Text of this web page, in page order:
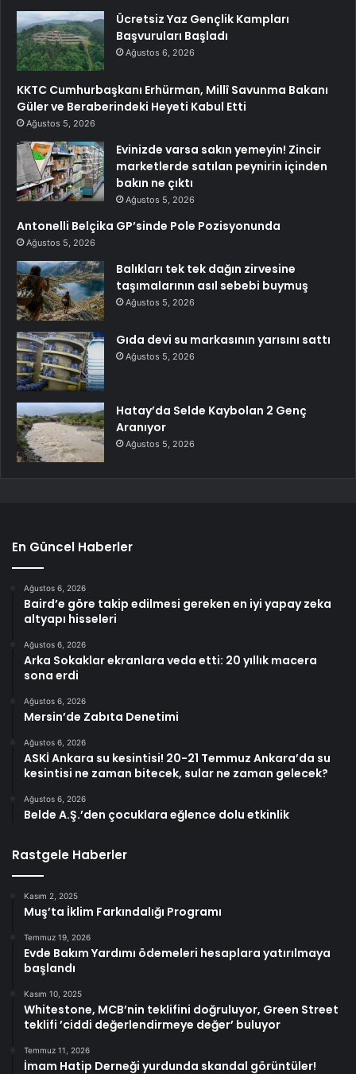
Ücretsiz Yaz Gençlik Kampları
Başvuruları Başladı
Ağustos 6, 2026
KKTC Cumhurbaşkanı Erhürman, Millî Savunma Bakanı
Güler ve Beraberindeki Heyeti Kabul Etti
Ağustos 5, 2026
Evinizde varsa sakın yemeyin! Zincir
marketlerde satılan peynirin içinden
bakın ne çıktı
Ağustos 5, 2026
Antonelli Belçika GP’sinde Pole Pozisyonunda
Ağustos 5, 2026
Balıkları tek tek dağın zirvesine
taşımalarının asıl sebebi buymuş
Ağustos 5, 2026
Gıda devi su markasının yarısını sattı
Ağustos 5, 2026
Hatay’da Selde Kaybolan 2 Genç
Aranıyor
Ağustos 5, 2026
En Güncel Haberler
Ağustos 6, 2026
Baird’e göre takip edilmesi gereken en iyi yapay zeka
altyapı hisseleri
Ağustos 6, 2026
Arka Sokaklar ekranlara veda etti: 20 yıllık macera
sona erdi
Ağustos 6, 2026
Mersin’de Zabıta Denetimi
Ağustos 6, 2026
ASKİ Ankara su kesintisi! 20-21 Temmuz Ankara’da su
kesintisi ne zaman bitecek, sular ne zaman gelecek?
Ağustos 6, 2026
Belde A.Ş.’den çocuklara eğlence dolu etkinlik
Rastgele Haberler
Kasım 2, 2025
Muş’ta İklim Farkındalığı Programı
Temmuz 19, 2026
Evde Bakım Yardımı ödemeleri hesaplara yatırılmaya
başlandı
Kasım 10, 2025
Whitestone, MCB’nin teklifini doğruluyor, Green Street
teklifi ’ciddi değerlendirmeye değer’ buluyor
Temmuz 11, 2026
İmam Hatip Derneği yurdunda skandal görüntüler!